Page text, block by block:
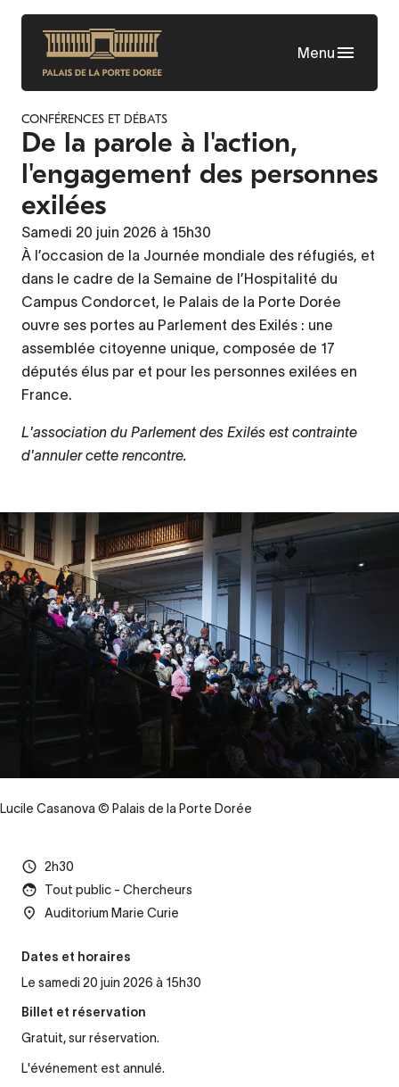
Aller
contenu
principal
Menu
CONFÉRENCES ET DÉBATS
De la parole à l'action,
l'engagement des personnes
exilées
Samedi 20 juin 2026 à 15h30
À l’occasion de la Journée mondiale des réfugiés, et
dans le cadre de la Semaine de l’Hospitalité du
Campus Condorcet, le Palais de la Porte Dorée
ouvre ses portes au Parlement des Exilés : une
assemblée citoyenne unique, composée de 17
députés élus par et pour les personnes exilées en
France.
L'association du Parlement des Exilés est contrainte
d'annuler cette rencontre.
Lucile Casanova © Palais de la Porte Dorée
2h30
Tout public - Chercheurs
Auditorium Marie Curie
Dates et horaires
Le samedi 20 juin 2026 à 15h30
Billet et réservation
Gratuit, sur réservation.
L'événement est annulé.